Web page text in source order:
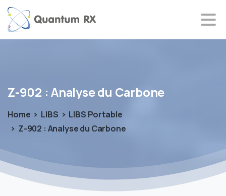
Z-902 : Analysedu Carbone
Home LIBS
LIBS Portable
Z-902 : Analyse du Carbone